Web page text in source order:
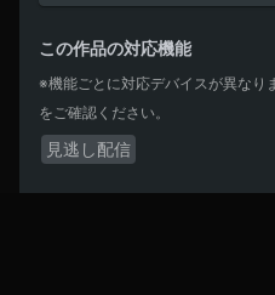
この作品の対応機能
※機能ごとに対応デバイスが異なり
をご確認ください。
見逃し配信